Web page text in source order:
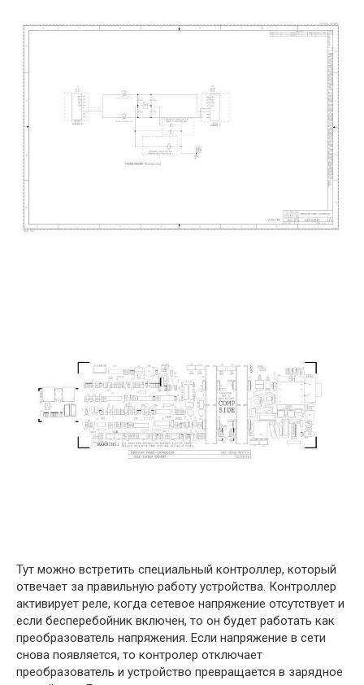
Тут можно встретить специальный контроллер, который
отвечает за правильную работу устройства. Контроллер
активирует реле, когда сетевое напряжение отсутствует и
если бесперебойник включен, то он будет работать как
преобразователь напряжения. Если напряжение в сети
снова появляется, то контролер отключает
преобразователь и устройство превращается в зарядное